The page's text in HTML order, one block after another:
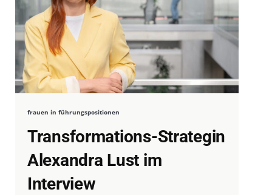
frauen in führungspositionen
Transformations-Strategin
Alexandra Lust im
Interview